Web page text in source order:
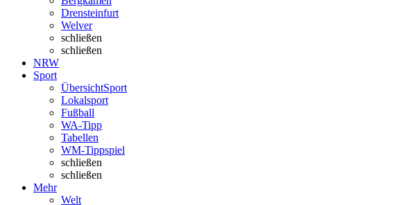
Drensteinfurt
Welver
schließen
schließen
NRW
Sport
ÜbersichtSport
Lokalsport
Fußball
WA-Tipp
Tabellen
WM-Tippspiel
schließen
schließen
Mehr
Welt